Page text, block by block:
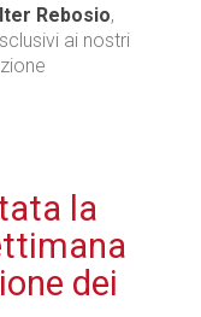
Rebosio,
ai nostri
la
dei